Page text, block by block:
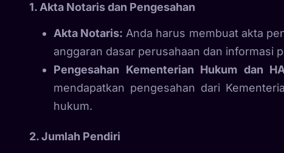
1. Akta Notaris dan Pengesahan
Akta Notaris: Anda harus membuat akta
anggaran dasar perusahaan dan informasi
Pengesahan Kementerian Hukum dan
mendapatkan pengesahan dari
hukum.
2. Jumlah Pendiri